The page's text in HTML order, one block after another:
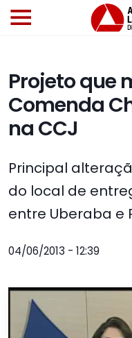
Projeto que
Comenda
na CCJ
Principal
do local de
entre Uberaba e
04/06/2013 - 12:39